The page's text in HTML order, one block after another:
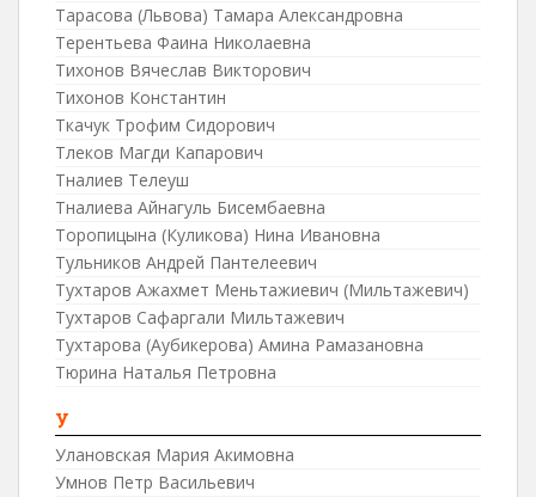
Тарасова (Львова) Тамара Александровна
Терентьева Фаина Николаевна
Тихонов Вячеслав Викторович
Тихонов Константин
Ткачук Трофим Сидорович
Тлеков Магди Капарович
Тналиев Телеуш
Тналиева Айнагуль Бисембаевна
Торопицына (Куликова) Нина Ивановна
Тульников Андрей Пантелеевич
Тухтаров Ажахмет Меньтажиевич (Мильтажевич)
Тухтаров Сафаргали Мильтажевич
Тухтарова (Аубикерова) Амина Рамазановна
Тюрина Наталья Петровна
У
Улановская Мария Акимовна
Умнов Петр Васильевич